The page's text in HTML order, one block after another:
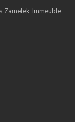
Zamelek, Immeuble